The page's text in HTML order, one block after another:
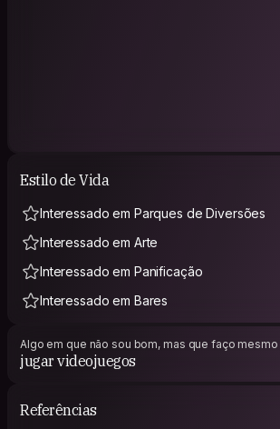
Estilo de Vida
Interessado em Parques de Diversões
Interessado em Arte
Interessado em Panificação
Interessado em Bares
Algo em que não sou bom, mas que faço mesmo
jugar videojuegos
Referências